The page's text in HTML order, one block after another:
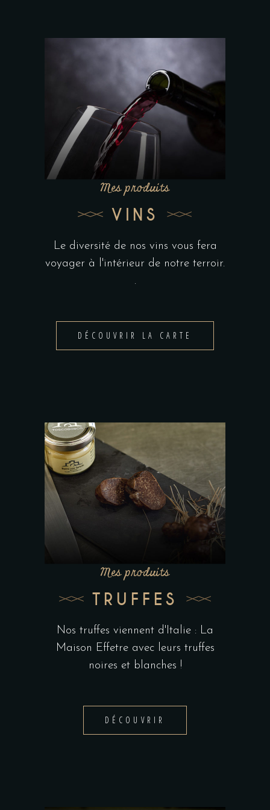
Mes produits
VINS
Le diversité de nos vins vous fera
voyager à l'intérieur de notre terroir.
.
DÉCOUVRIR LA CARTE
Mes produits
TRUFFES
Nos truffes viennent d'Italie : La
Maison Effetre avec leurs truffes
noires et blanches !
DÉCOUVRIR